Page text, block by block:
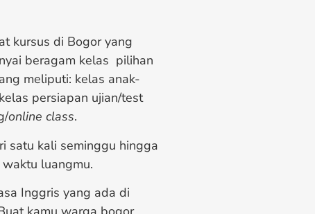
kursus di Bogor yang
beragam kelas pilihan
meliputi: kelas anak-
persiapan ujian/test
online class.
satu kali seminggu hingga
luangmu.
Inggris yang ada di